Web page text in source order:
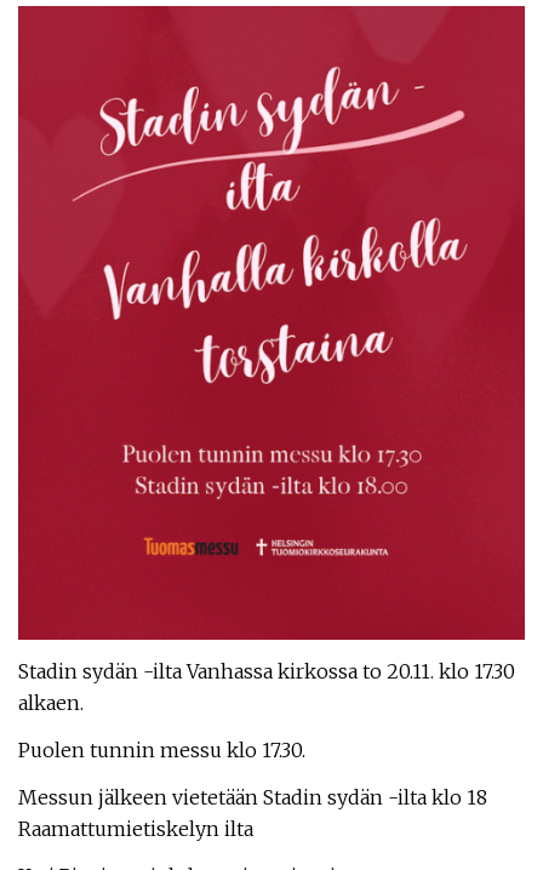
Stadin sydän -ilta Vanhassa kirkossa to 20.11. klo 17.30
alkaen.
Puolen tunnin messu klo 17.30.
Messun jälkeen vietetään Stadin sydän -ilta klo 18
Raamattumietiskelyn ilta